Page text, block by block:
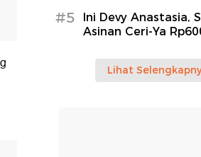
#5
Ini Devy Anastasia,
Asinan Ceri-Ya
Lihat